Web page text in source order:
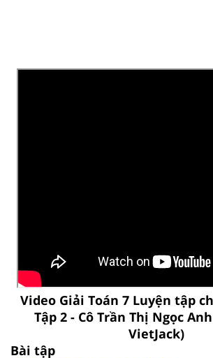
Video Giải Toán 7 Luyện tập
Tập 2 - Cô Trần Thị Ngọc
VietJack)
Bài tập